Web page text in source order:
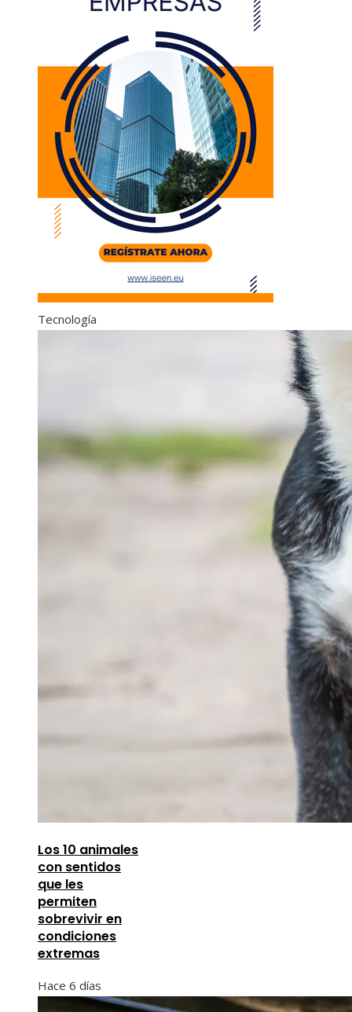
Tecnología
Los 10 animales
con sentidos
que les
permiten
sobrevivir en
condiciones
extremas
Hace 6 días